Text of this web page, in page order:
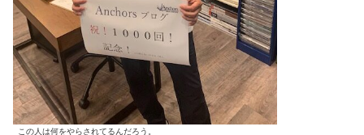
この人は何をやらされてるんだろう。